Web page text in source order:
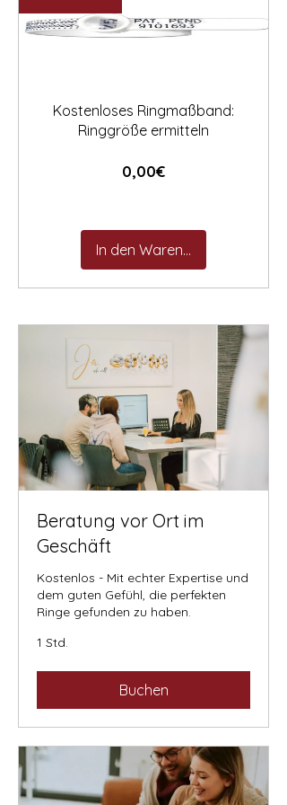
Kostenloses Ringmaßband:
Ringgröße ermitteln
0,00€Preis
In den Warenkorb
Beratung vor Ort im
Geschäft
Kostenlos - Mit echter Expertise und
dem guten Gefühl, die perfekten
Ringe gefunden zu haben.
1 Std.
Buchen